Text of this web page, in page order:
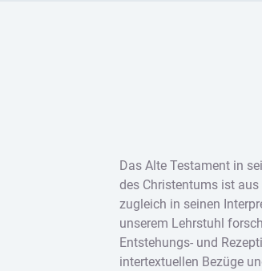
Das Alte Testament in
des Christentums ist
zugleich in seinen
unserem Lehrstuhl
Entstehungs- und
intertextuellen Bezüge